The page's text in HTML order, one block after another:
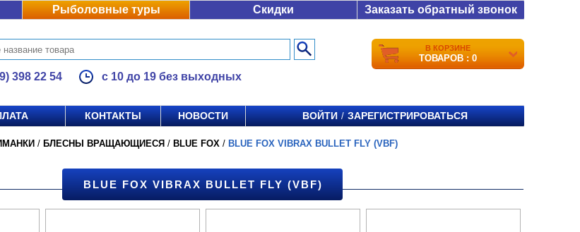
Рыболовные туры Скидки Заказать обратный звонок
398 22 54 с 10 до 19 без выходных
В КОРЗИНЕ
ТОВАРОВ : 0
КОНТАКТЫ НОВОСТИ ВОЙТИ / ЗАРЕГИСТРИРОВАТЬСЯ
/ БЛЕСНЫ ВРАЩАЮЩИЕСЯ / BLUE FOX / BLUE FOX VIBRAX BULLET FLY (VBF)
BLUE FOX VIBRAX BULLET FLY (VBF)